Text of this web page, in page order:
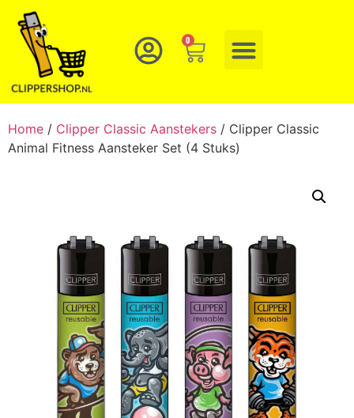
0
Home / Clipper Classic Aanstekers / Clipper Classic
Animal Fitness Aansteker Set (4 Stuks)